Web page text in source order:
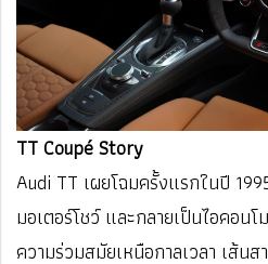
TT Coupé Story
Audi TT เผยโฉมครั้งแรกในปี
มอเตอร์โชว์ และกลายเป็นไอคอน
ความร่วมสมัยเหนือกาลเวลา เส้นส